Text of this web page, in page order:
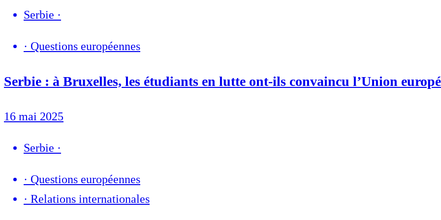
Serbie ·
· Questions européennes
Serbie : à Bruxelles, les étudiants en lutte ont-ils convaincu l’Union
16 mai 2025
Serbie ·
· Questions européennes
· Relations internationales